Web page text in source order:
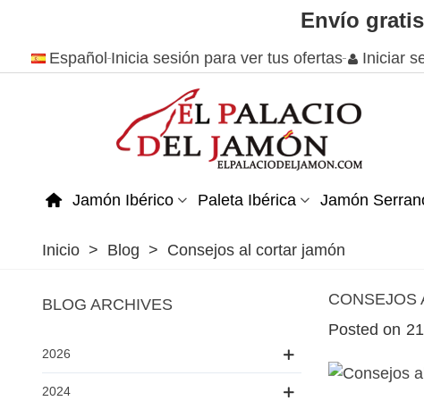
Envío
Español Inicia sesión para ver tus ofertas Iniciar
Jamón Ibérico Paleta Ibérica Jamón
Inicio > Blog > Consejos al cortar jamón
BLOG ARCHIVES
2026
2024
CONSEJOS
Posted on